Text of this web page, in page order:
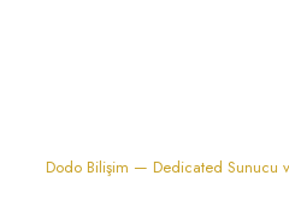
Dodo Bilişim — Dedicated Sunucu